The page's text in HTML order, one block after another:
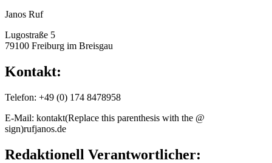
Janos Ruf
Lugostraße 5
79100 Freiburg im Breisgau
Kontakt:
Telefon: +49 (0) 174 8478958
E-Mail: kontakt(Replace this parenthesis with the @
sign)rufjanos.de
Redaktionell Verantwortlicher: